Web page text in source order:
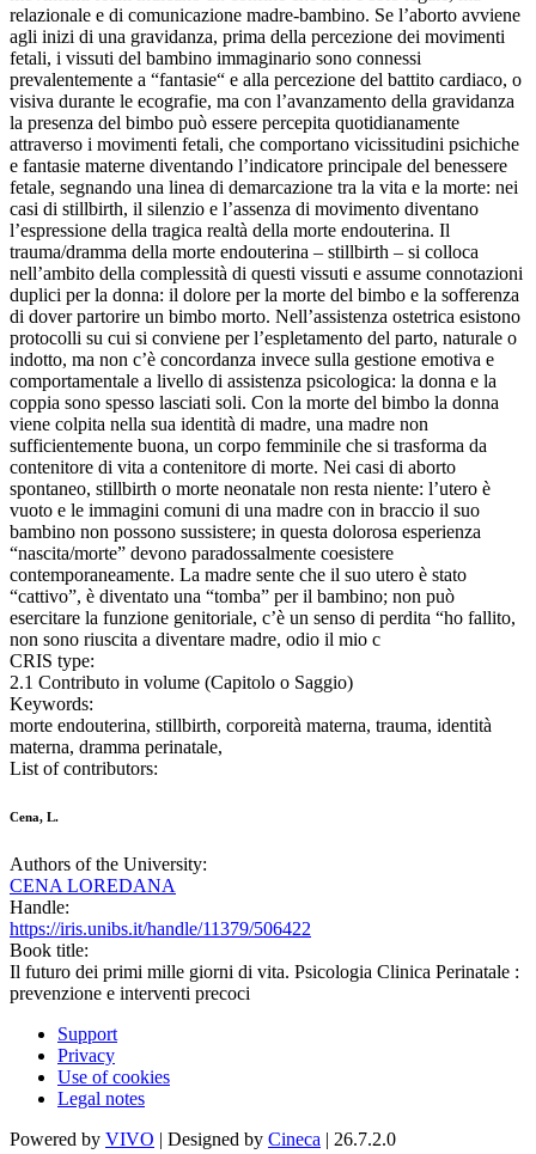
relazionale e di comunicazione madre-bambino. Se l’aborto avviene
agli inizi di una gravidanza, prima della percezione dei movimenti
fetali, i vissuti del bambino immaginario sono connessi
prevalentemente a “fantasie“ e alla percezione del battito cardiaco, o
visiva durante le ecografie, ma con l’avanzamento della gravidanza
la presenza del bimbo può essere percepita quotidianamente
attraverso i movimenti fetali, che comportano vicissitudini psichiche
e fantasie materne diventando l’indicatore principale del benessere
fetale, segnando una linea di demarcazione tra la vita e la morte: nei
casi di stillbirth, il silenzio e l’assenza di movimento diventano
l’espressione della tragica realtà della morte endouterina. Il
trauma/dramma della morte endouterina – stillbirth – si colloca
nell’ambito della complessità di questi vissuti e assume connotazioni
duplici per la donna: il dolore per la morte del bimbo e la sofferenza
di dover partorire un bimbo morto. Nell’assistenza ostetrica esistono
protocolli su cui si conviene per l’espletamento del parto, naturale o
indotto, ma non c’è concordanza invece sulla gestione emotiva e
comportamentale a livello di assistenza psicologica: la donna e la
coppia sono spesso lasciati soli. Con la morte del bimbo la donna
viene colpita nella sua identità di madre, una madre non
sufficientemente buona, un corpo femminile che si trasforma da
contenitore di vita a contenitore di morte. Nei casi di aborto
spontaneo, stillbirth o morte neonatale non resta niente: l’utero è
vuoto e le immagini comuni di una madre con in braccio il suo
bambino non possono sussistere; in questa dolorosa esperienza
“nascita/morte” devono paradossalmente coesistere
contemporaneamente. La madre sente che il suo utero è stato
“cattivo”, è diventato una “tomba” per il bambino; non può
esercitare la funzione genitoriale, c’è un senso di perdita “ho fallito,
non sono riuscita a diventare madre, odio il mio c
CRIS type:
2.1 Contributo in volume (Capitolo o Saggio)
Keywords:
morte endouterina, stillbirth, corporeità materna, trauma, identità
materna, dramma perinatale,
List of contributors:
Cena, L.
Authors of the University:
CENA LOREDANA
Handle:
https://iris.unibs.it/handle/11379/506422
Book title:
Il futuro dei primi mille giorni di vita. Psicologia Clinica Perinatale :
prevenzione e interventi precoci
Support
Privacy
Use of cookies
Legal notes
Powered by VIVO | Designed by Cineca | 26.7.2.0